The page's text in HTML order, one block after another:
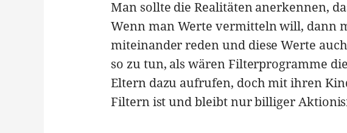
Man sollte die Realitäten anerkennen,
Wenn man Werte vermitteln will, dann
miteinander reden und diese Werte
so zu tun, als wären Filterprogramme
Eltern dazu aufrufen, doch mit ihren
Filtern ist und bleibt nur billiger